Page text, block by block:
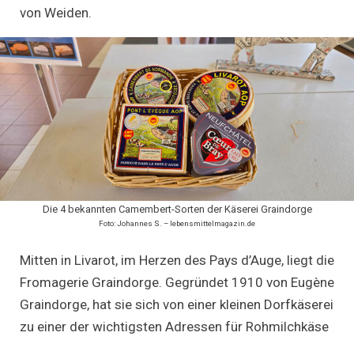
von Weiden.
Die 4 bekannten Camembert-Sorten der Käserei Graindorge
Foto: Johannes S. – lebensmittelmagazin.de
Mitten in Livarot, im Herzen des Pays d’Auge, liegt die
Fromagerie Graindorge. Gegründet 1910 von Eugène
Graindorge, hat sie sich von einer kleinen Dorfkäserei
zu einer der wichtigsten Adressen für Rohmilchkäse